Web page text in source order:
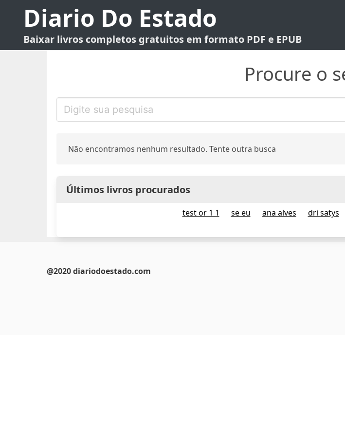
Diario Do Estado
Baixar livros completos gratuitos em formato PDF e EPUB
Procure o
Não encontramos nenhum resultado. Tente outra busca
Últimos livros procurados
test or 1 1 se eu ana alves dri satys
@2020 diariodoestado.com